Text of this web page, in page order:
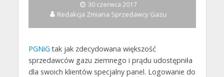
30 czerwca 2017
Redakcja Zmiana Sprzedawcy Gazu
PGNiG tak jak zdecydowana większość
sprzedawców gazu ziemnego i prądu udostępniła
dla swoich klientów specjalny panel. Logowanie do